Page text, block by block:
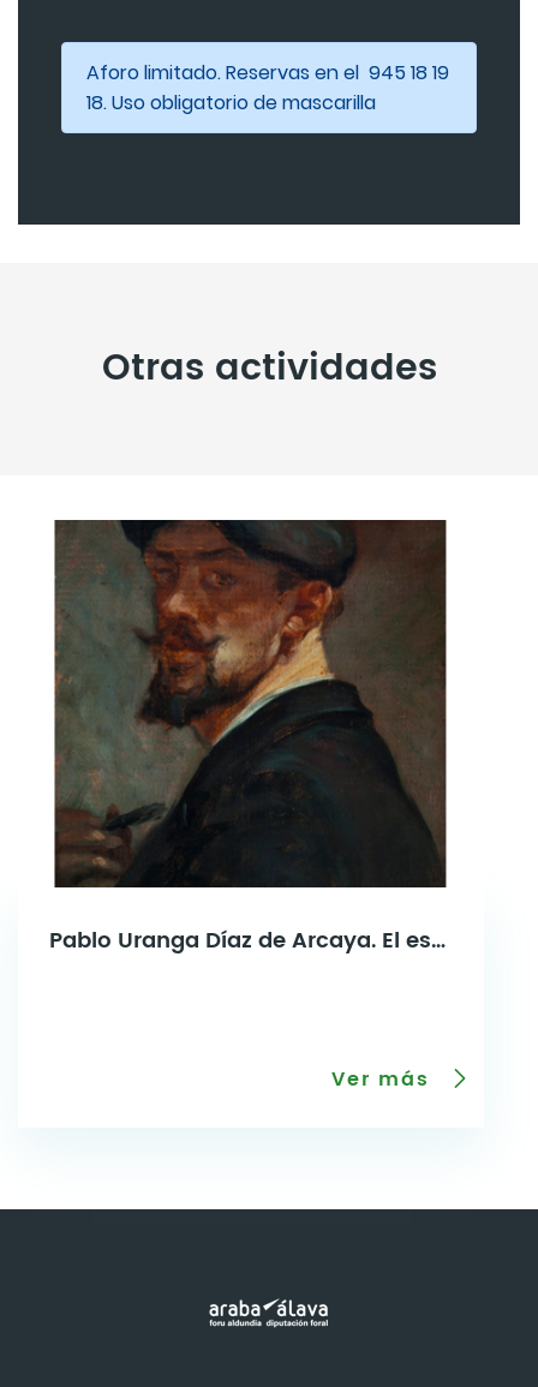
Aforo limitado. Reservas en el 945 18 19
18. Uso obligatorio de mascarilla
Otras actividades
Pablo Uranga Díaz de Arcaya. El espíritu de la bohemia
Ver más